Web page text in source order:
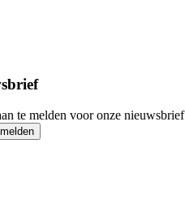
te melden voor onze nieuwsbrief